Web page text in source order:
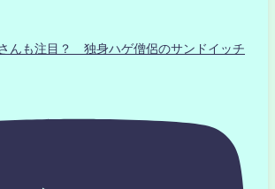
んも注目？ 独身ハゲ僧侶のサンドイッチ